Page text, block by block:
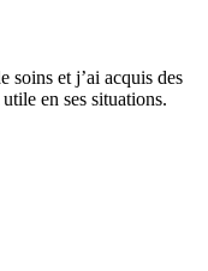
soins et j’ai acquis des
en ses situations.